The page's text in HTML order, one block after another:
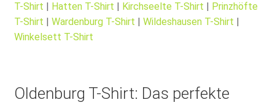
T-Shirt
Hatten T-Shirt Kirchseelte T-Shirt
Prinzhöfte
T-Shirt
Wardenburg T-Shirt Wildeshausen T-Shirt
Winkelsett T-Shirt
Oldenburg T-Shirt: Das perfekte